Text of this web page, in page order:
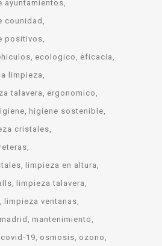
ayuntamientos
counidad
positivos
ecologico
eficacia
limpieza
talavera
ergonomico
higiene sostenible
cristales
limpieza en altura
limpieza talavera
limpieza ventanas
madrid
mantenimiento
19 osmosis ozono